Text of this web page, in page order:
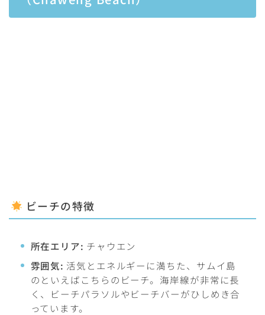
ビーチの特徴
所在エリア: チャウエン
雰囲気: 活気とエネルギーに満ちた、サムイ島
のといえばこちらのビーチ。海岸線が非常に長
く、ビーチパラソルやビーチバーがひしめき合
っています。